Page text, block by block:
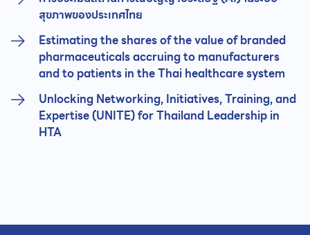
สุขภาพของประเทศไทย
Estimating the shares of the value of branded
pharmaceuticals accruing to manufacturers
and to patients in the Thai healthcare system
Unlocking Networking, Initiatives, Training, and
Expertise (UNITE) for Thailand Leadership in
HTA